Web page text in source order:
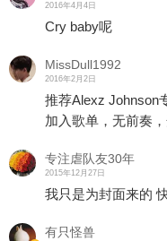
2016年4月4日
Cry baby呢
MissDull1992
2016年2月2日
推荐Alexz Johnson
加入歌单，无前奏
专注虐队友30年
2015年12月27日
我只是为封面来的
有只怪兽